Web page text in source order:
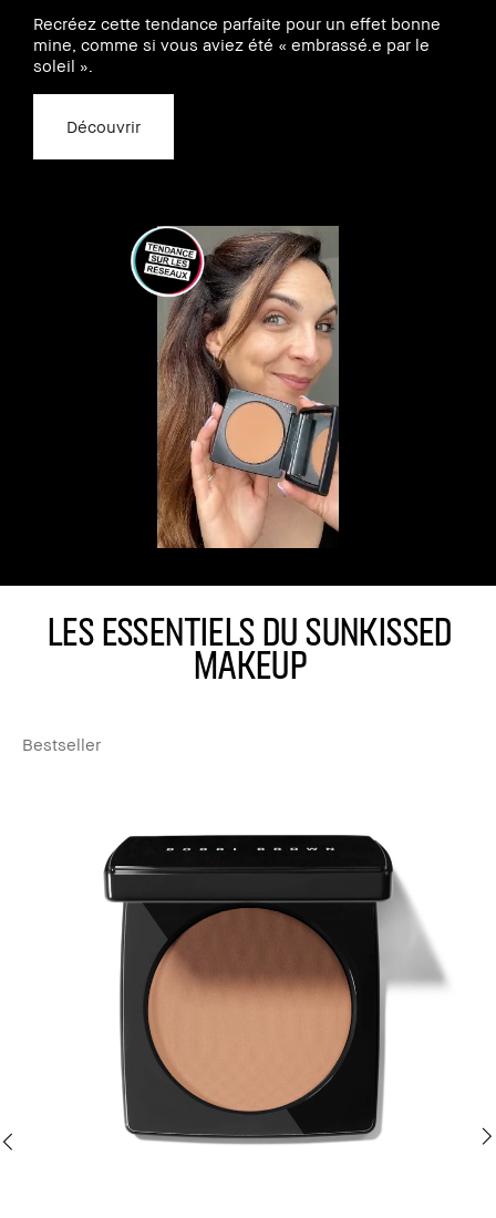
Recréez cette tendance parfaite pour un effet bonne
mine, comme si vous aviez été « embrassé.e par le
soleil ».
Découvrir
LES ESSENTIELS DU SUNKISSED
MAKEUP
Bestseller